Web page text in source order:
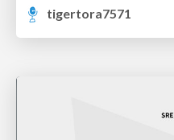
tigertora7571